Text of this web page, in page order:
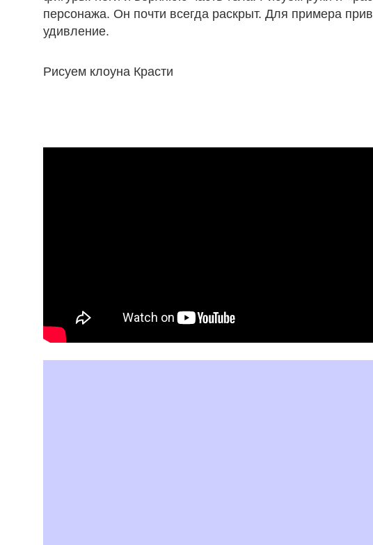
персонажа. Он почти всегда раскрыт. Для примера
удивление.
Рисуем клоуна Красти